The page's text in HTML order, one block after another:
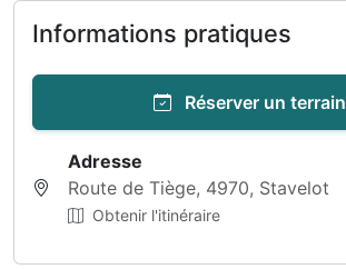
Informations pratiques
Réserver un terrain
Adresse
Route de Tiège, 4970, Stavelot
Obtenir l'itinéraire